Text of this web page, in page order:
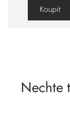
Koupit
Nechte